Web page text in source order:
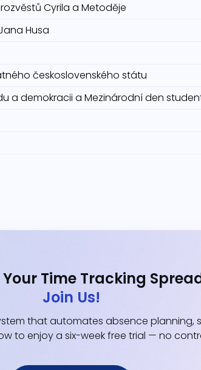
Cyrila a Metoděje
Husa
československého státu
a demokracii a Mezinárodní den
Time Tracking
Join Us!
that automates absence planning,
to enjoy a six-week free trial — no